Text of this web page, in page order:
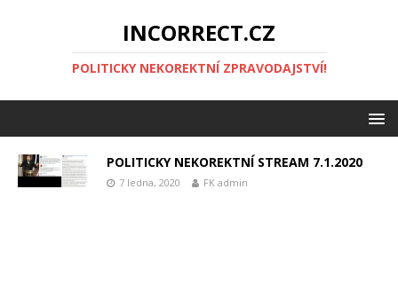
INCORRECT.CZ
POLITICKY NEKOREKTNÍ ZPRAVODAJSTVÍ!
POLITICKY NEKOREKTNÍ STREAM 7.1.2020
7 ledna, 2020 FK admin